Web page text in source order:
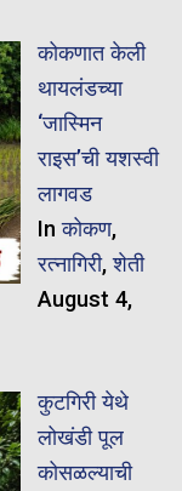
कोकणात केली
थायलंडच्या
‘जास्मिन
राइस’ची यशस्वी
लागवड
Inकोकण,
रत्नागिरी,शेती
August 4,
कुटगिरी येथे
लोखंडी पूल
कोसळल्याची